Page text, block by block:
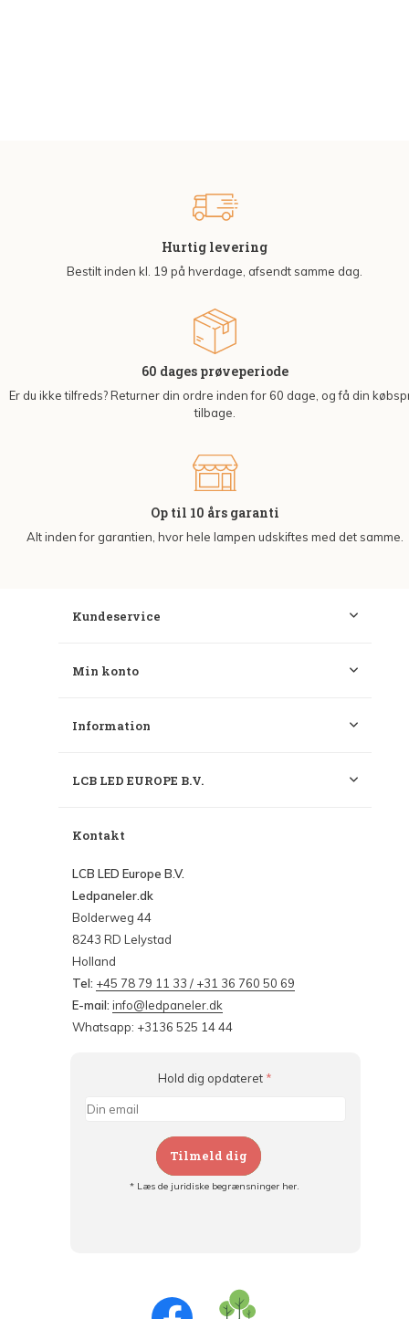
Hurtig levering
Bestilt inden kl. 19 på hverdage, afsendt samme dag.
60 dages prøveperiode
Er du ikke tilfreds? Returner din ordre inden for 60 dage, og få din
tilbage.
Op til 10 års garanti
Alt inden for garantien, hvor hele lampen udskiftes med det samme.
Kundeservice
Min konto
Information
LCB LED EUROPE B.V.
Kontakt
LCB LED Europe B.V.
Ledpaneler.dk
Bolderweg 44
8243 RD Lelystad
Holland
Tel: +45 78 79 11 33 / +31 36 760 50 69
E-mail: info@ledpaneler.dk
Whatsapp: +3136 525 14 44
Hold dig opdateret *
Tilmeld dig
* Læs de juridiske begrænsninger her.